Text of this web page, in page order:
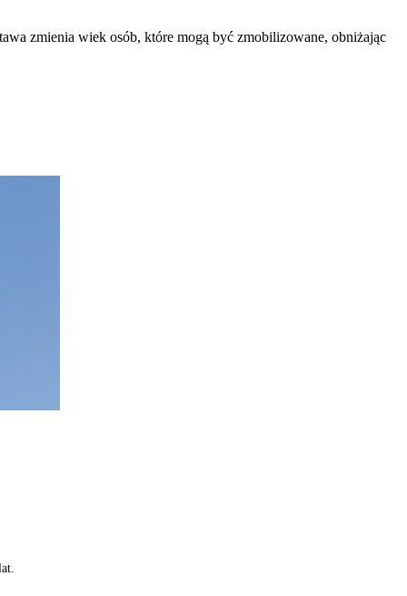
zmienia wiek osób, które mogą być zmobilizowane, obniżając